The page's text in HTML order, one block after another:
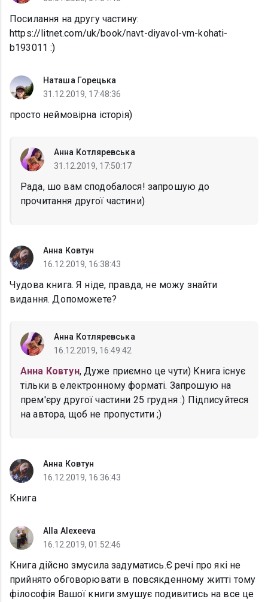
Посилання на другу частину:
https://litnet.com/uk/book/navt-diyavol-vm-kohati-
b193011 :)
Наташа Горецька
31.12.2019, 17:48:36
просто неймовірна історія)
Анна Котляревська
31.12.2019, 17:50:17
Рада, шо вам сподобалося! запрошую до
прочитання другої частини)
Анна Ковтун
16.12.2019, 16:38:43
Чудова книга. Я ніде, правда, не можу знайти
видання. Допоможете?
Анна Котляревська
16.12.2019, 16:49:42
Анна Ковтун, Дуже приємно це чути) Книга існує
тільки в електронному форматі. Запрошую на
прем'єру другої частини 25 грудня :) Підписуйтеся
на автора, щоб не пропустити ;)
Анна Ковтун
16.12.2019, 16:36:43
Книга
Alla Alexeeva
16.12.2019, 01:52:46
Книга дійсно змусила задуматись.Є речі про які не
прийнято обговорювати в повсякденному житті тому
філософія Вашої книги змушує подивитись на все це